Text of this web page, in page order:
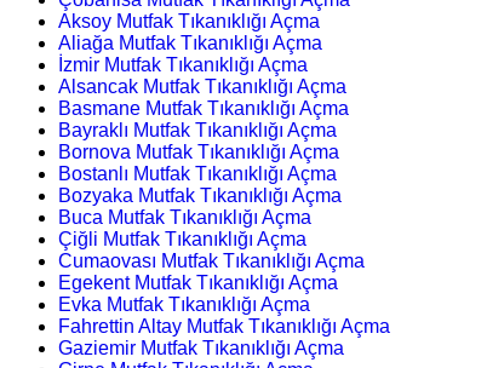
Aksoy Mutfak Tıkanıklığı Açma
Aliağa Mutfak Tıkanıklığı Açma
İzmir Mutfak Tıkanıklığı Açma
Alsancak Mutfak Tıkanıklığı Açma
Basmane Mutfak Tıkanıklığı Açma
Bayraklı Mutfak Tıkanıklığı Açma
Bornova Mutfak Tıkanıklığı Açma
Bostanlı Mutfak Tıkanıklığı Açma
Bozyaka Mutfak Tıkanıklığı Açma
Buca Mutfak Tıkanıklığı Açma
Çiğli Mutfak Tıkanıklığı Açma
Cumaovası Mutfak Tıkanıklığı Açma
Egekent Mutfak Tıkanıklığı Açma
Evka Mutfak Tıkanıklığı Açma
Fahrettin Altay Mutfak Tıkanıklığı Açma
Gaziemir Mutfak Tıkanıklığı Açma